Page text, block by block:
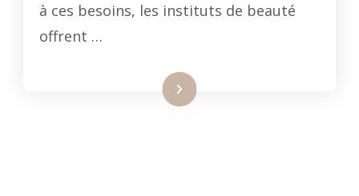
à ces besoins, les instituts de beauté
offrent …
Lire la suite